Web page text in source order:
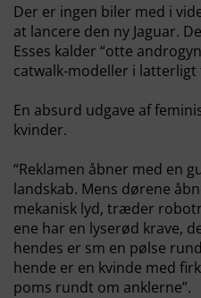
Der er ingen biler med i
at lancere den ny Jaguar.
Esses kalder “otte
catwalk-modeller i latterligt
En absurd udgave af
kvinder.
“Reklamen åbner med en
landskab. Mens dørene
mekanisk lyd, træder
ene har en lyserød krave,
hendes er sm en pølse
hende er en kvinde med
poms rundt om anklerne”.